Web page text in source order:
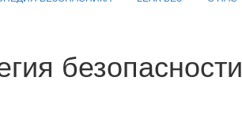
безопасности